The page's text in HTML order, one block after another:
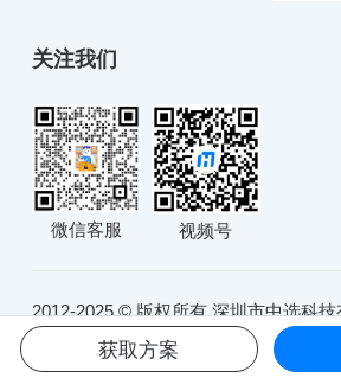
关注我们
微信客服 视频号
2012-2025 © 版权所有 深圳市中选科
10234991号 粤公网安备
获取方案